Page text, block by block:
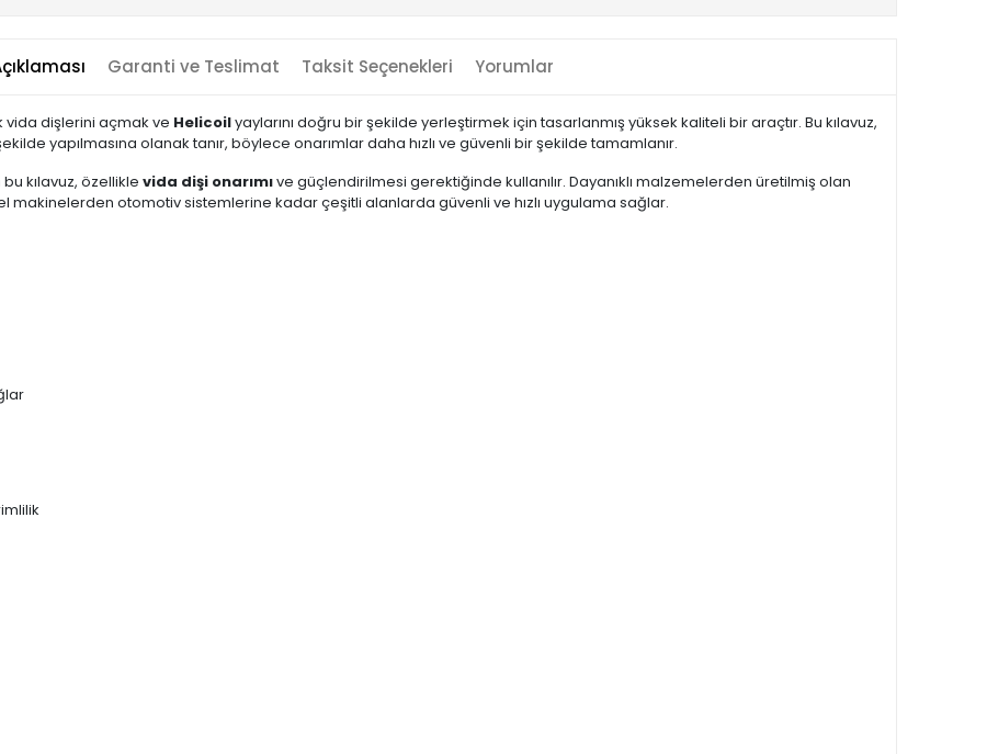
Garanti ve Teslimat Taksit Seçenekleri Yorumlar
vida dişlerini açmak ve Helicoilyaylarını doğru bir şekilde yerleştirmek için tasarlanmış yüksek kaliteli bir araçtır. Bu kılavuz,
yapılmasına olanak tanır, böylece onarımlar daha hızlı ve güvenli bir şekilde tamamlanır.
kılavuz, özellikle vida dişi onarımıve güçlendirilmesi gerektiğinde kullanılır. Dayanıklı malzemelerden üretilmiş olan
makinelerden otomotiv sistemlerine kadar çeşitli alanlarda güvenli ve hızlı uygulama sağlar.